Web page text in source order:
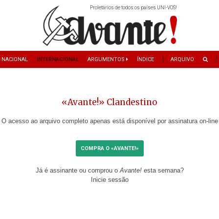
Proletários de todos os países UNI-VOS!
NACIONAL INTERNACIONAL ARGUMENTOS ÍNDICE ARQUIVO
«Avante!» Clandestino
O acesso ao arquivo completo apenas está disponível por assinatura on-line
COMPRA O «AVANTE!»
Já é assinante ou comprou oAvante!esta semana?
Inicie sessão